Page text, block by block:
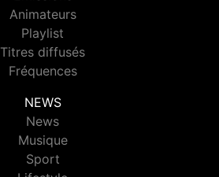
Animateurs
Playlist
Titres diffusés
Fréquences
NEWS
News
Musique
Sport